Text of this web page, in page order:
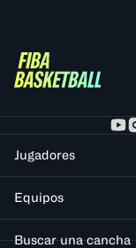
Jugadores
Equipos
Buscar una cancha